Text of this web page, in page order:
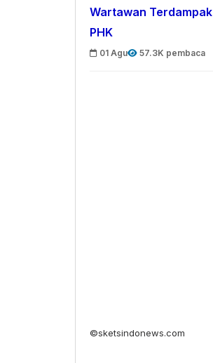
Wartawan Terdampak
PHK
01 Agu 57.3K pembaca
©sketsindonews.com